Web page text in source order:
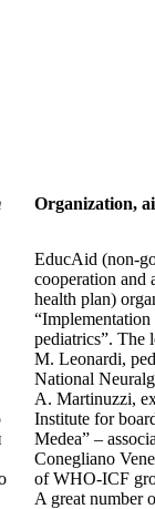
Organization,
EducAid (non-
cooperation and
health plan)
pediatrics”. The
M. Leonardi,
National
A. Martinuzzi,
Institute for
Medea” –
Conegliano
of WHO-ICF
A great number